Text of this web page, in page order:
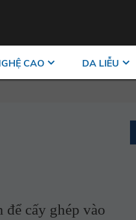
CAO DA LIỄU
cấy ghép vào